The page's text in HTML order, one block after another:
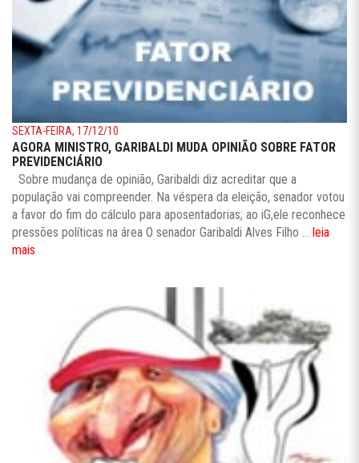
SEXTA-FEIRA, 17/12/10
AGORA MINISTRO, GARIBALDI MUDA OPINIÃO SOBRE FATOR
PREVIDENCIÁRIO
Sobre mudança de opinião, Garibaldi diz acreditar que a
população vai compreender. Na véspera da eleição, senador votou
a favor do fim do cálculo para aposentadorias; ao iG,ele reconhece
pressões políticas na área O senador Garibaldi Alves Filho ... leia
mais